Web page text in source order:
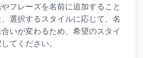
フレーズを名前に追加すること
選択するスタイルに応じて、名
いが変わるため、希望のスタイ
てください。